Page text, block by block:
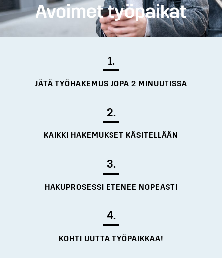
Avoimet työpaikat
1.
JÄTÄ TYÖHAKEMUS JOPA 2 MINUUTISSA
2.
KAIKKI HAKEMUKSET KÄSITELLÄÄN
3.
HAKUPROSESSI ETENEE NOPEASTI
4.
KOHTI UUTTA TYÖPAIKKAA!